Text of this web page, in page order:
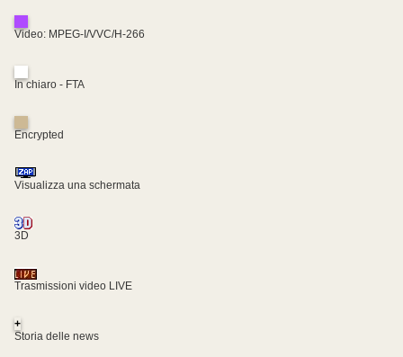
Video: MPEG-I/VVC/H-266
In chiaro - FTA
Encrypted
Visualizza una schermata
3D
Trasmissioni video LIVE
+
Storia delle news